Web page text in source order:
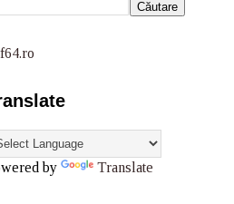
by Translate